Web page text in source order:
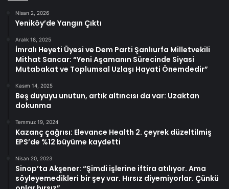
Nisan 2, 2026
Yeniköy’de Yangın Çıktı
Aralık 18, 2025
İmralı Heyeti Üyesi ve Dem Parti Şanlıurfa Milletvekili
Mithat Sancar: “Yeni Aşamanın Sürecinde Siyasi
Mutabakat ve Toplumsal Uzlaşı Hayati Önemdedir”
Kasım 14, 2025
Beş duyuyu unutun, artık altıncısı da var: Uzaktan
dokunma
Temmuz 19, 2024
Kazanç çağrısı: Elevance Health 2. çeyrek düzeltilmiş
EPS’de %12 büyüme kaydetti
Nisan 20, 2023
Sinop’ta Akşener: “Şimdi işlerine iftira atılıyor. Ama
söyleyemedikleri bir şey var. Hırsız diyemiyorlar. Çünkü